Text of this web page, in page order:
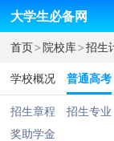
大学生必备网
首页>院校库>招生
学校概况 普通高考
招生章程 招生专业
奖助学金